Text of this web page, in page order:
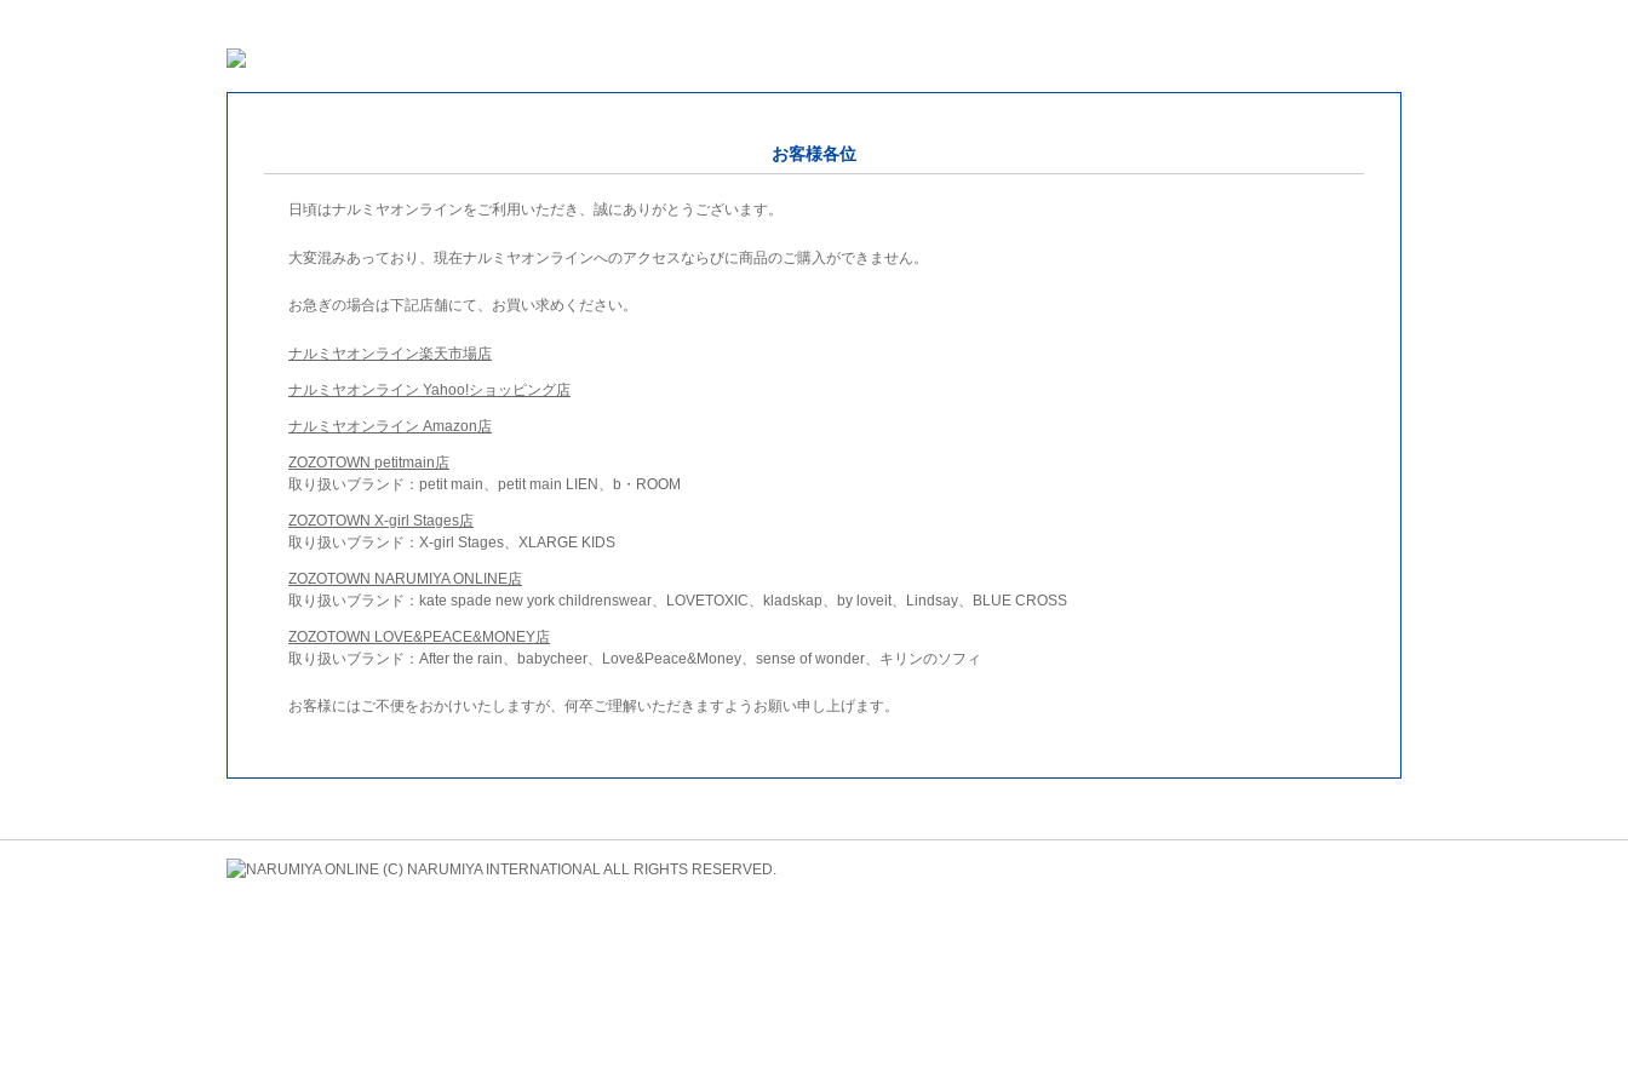
お客様各位
日頃はナルミヤオンラインをご利用いただき、誠にありがとうございます。
大変混みあっており、現在ナルミヤオンラインへのアクセスならびに商品のご購入ができません。
お急ぎの場合は下記店舗にて、お買い求めください。
ナルミヤオンライン楽天市場店
ナルミヤオンライン Yahoo!ショッピング店
ナルミヤオンライン Amazon店
ZOZOTOWN petitmain店
取り扱いブランド：petit main、petit main LIEN、b・ROOM
ZOZOTOWN X-girl Stages店
取り扱いブランド：X-girl Stages、XLARGE KIDS
ZOZOTOWN NARUMIYA ONLINE店
取り扱いブランド：kate spade new york childrenswear、LOVETOXIC、kladskap、by loveit、Lindsay、BLUE CROSS
ZOZOTOWN LOVE&PEACE&MONEY店
取り扱いブランド：After the rain、babycheer、Love&Peace&Money、sense of wonder、キリンのソフィ
お客様にはご不便をおかけいたしますが、何卒ご理解いただきますようお願い申し上げます。